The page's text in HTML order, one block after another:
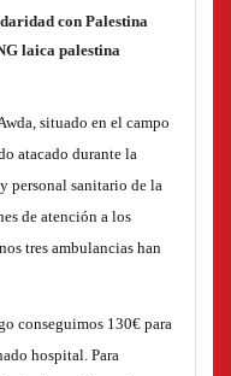
con Palestina
laica palestina
situado en el campo
atacado durante la
personal sanitario de la
de atención a los
tres ambulancias han
conseguimos 130€ para
hospital. Para